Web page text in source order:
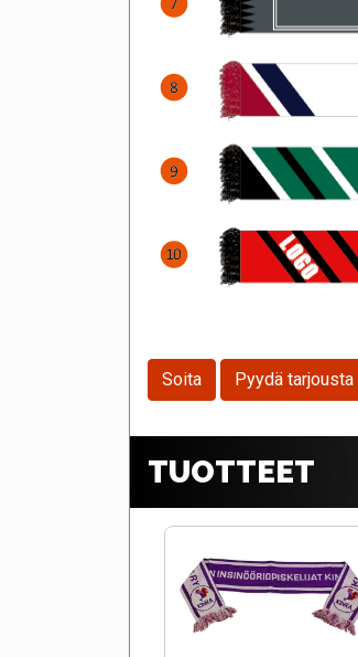
Soita Pyydä tarjousta
TUOTTEET